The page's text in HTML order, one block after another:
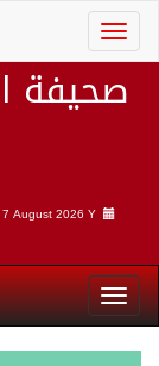
7 August 2026 Y |